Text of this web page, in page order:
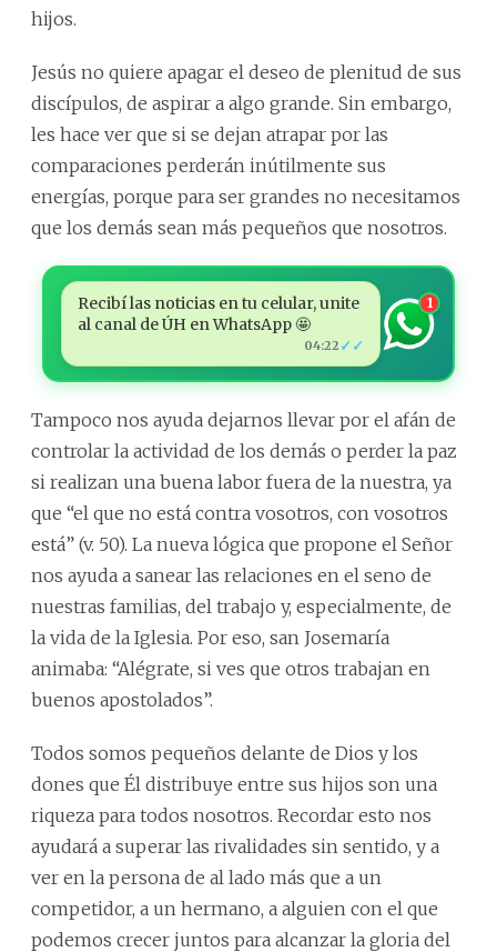
hijos.
Jesús no quiere apagar el deseo de plenitud de sus
discípulos, de aspirar a algo grande. Sin embargo,
les hace ver que si se dejan atrapar por las
comparaciones perderán inútilmente sus
energías, porque para ser grandes no necesitamos
que los demás sean más pequeños que nosotros.
Recibí las noticias en tu celular, unite
al canal de ÚH en WhatsApp 🤩
04:22 ✓✓
1
Tampoco nos ayuda dejarnos llevar por el afán de
controlar la actividad de los demás o perder la paz
si realizan una buena labor fuera de la nuestra, ya
que “el que no está contra vosotros, con vosotros
está” (v. 50). La nueva lógica que propone el Señor
nos ayuda a sanear las relaciones en el seno de
nuestras familias, del trabajo y, especialmente, de
la vida de la Iglesia. Por eso, san Josemaría
animaba: “Alégrate, si ves que otros trabajan en
buenos apostolados”.
Todos somos pequeños delante de Dios y los
dones que Él distribuye entre sus hijos son una
riqueza para todos nosotros. Recordar esto nos
ayudará a superar las rivalidades sin sentido, y a
ver en la persona de al lado más que a un
competidor, a un hermano, a alguien con el que
podemos crecer juntos para alcanzar la gloria del